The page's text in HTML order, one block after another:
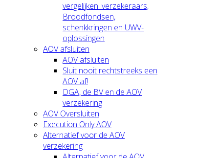
vergelijken: verzekeraars,
Broodfondsen,
schenkkringen en UWV-
oplossingen
AOV afsluiten
AOV afsluiten
Sluit nooit rechtstreeks een
AOV af!
DGA, de BV en de AOV
verzekering
AOV Oversluiten
Execution Only AOV
Alternatief voor de AOV
verzekering